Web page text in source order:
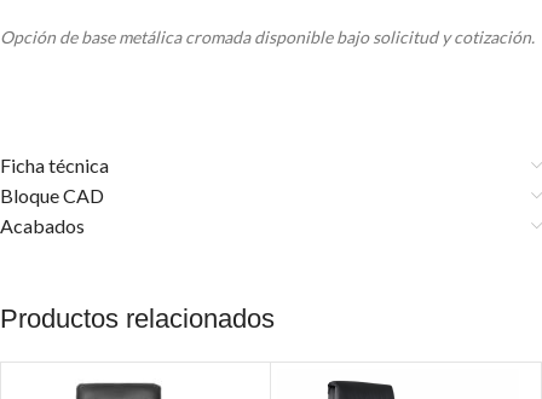
Opción de base metálica cromada disponible bajo solicitud y cotización.
Ficha técnica
Bloque CAD
Acabados
Productos relacionados